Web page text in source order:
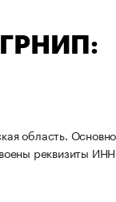
область.
реквизиты